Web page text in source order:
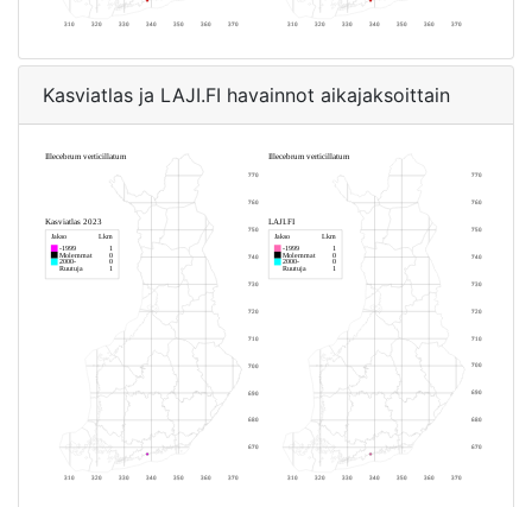
Kasviatlas ja LAJI.FI havainnot aikajaksoittain